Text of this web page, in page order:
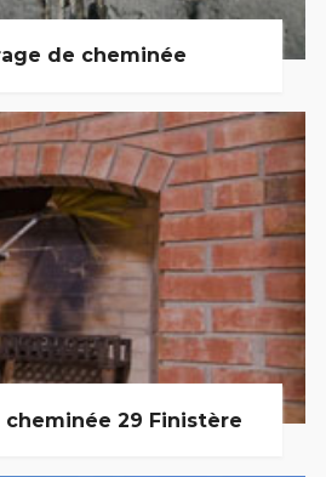
de cheminée
29 Finistère